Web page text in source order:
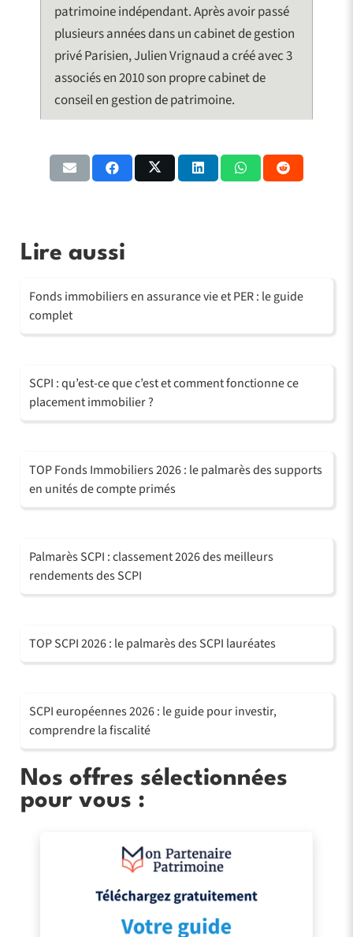
patrimoine indépendant. Après avoir passé
plusieurs années dans un cabinet de gestion
privé Parisien, Julien Vrignaud a créé avec 3
associés en 2010 son propre cabinet de
conseil en gestion de patrimoine.
Lire aussi
Fonds immobiliers en assurance vie et PER : le guide
complet
SCPI : qu’est-ce que c’est et comment fonctionne ce
placement immobilier ?
TOP Fonds Immobiliers 2026 : le palmarès des supports
en unités de compte primés
Palmarès SCPI : classement 2026 des meilleurs
rendements des SCPI
TOP SCPI 2026 : le palmarès des SCPI lauréates
SCPI européennes 2026 : le guide pour investir,
comprendre la fiscalité
Nos offres sélectionnées
pour vous :